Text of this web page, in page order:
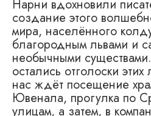
Нарни вдохновили
создание этого
мира, населённого
благородным львами и
необычными
остались отголоски
нас ждёт посещение
Ювенала, прогулка по
улицам, а затем, в